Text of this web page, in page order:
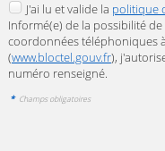
J'ai lu et valide la politique
Informé(e) de la possibilité
coordonnées téléphoniques
(www.bloctel.gouv.fr),
numéro renseigné.
* Champs obligatoires